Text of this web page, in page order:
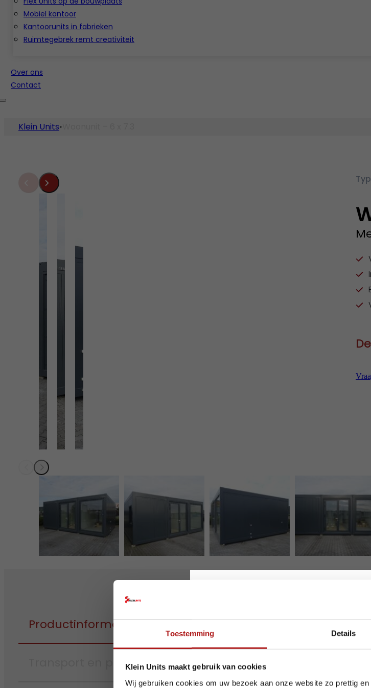
Toestemming Details
Klein Units maakt gebruik van cookies
Wij gebruiken cookies om uw bezoek aan onze website zo prettig
Mobiel kantoor
Kantoorunits in fabrieken
Ruimtegebrek remt creativiteit
Over ons
Contact
Klein Units•
Productinformatie
Transport en plaatsing
Op vakantie? Wij blijven
Houd rekening met het volgende: